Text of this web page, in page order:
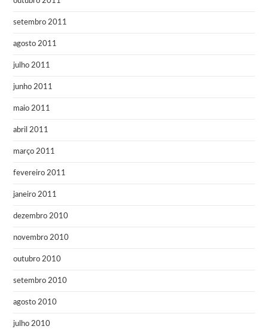
setembro 2011
agosto 2011
julho 2011
junho 2011
maio 2011
abril 2011
março 2011
fevereiro 2011
janeiro 2011
dezembro 2010
novembro 2010
outubro 2010
setembro 2010
agosto 2010
julho 2010